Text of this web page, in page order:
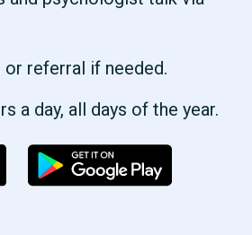
referral if needed.
a day, all days of the year.